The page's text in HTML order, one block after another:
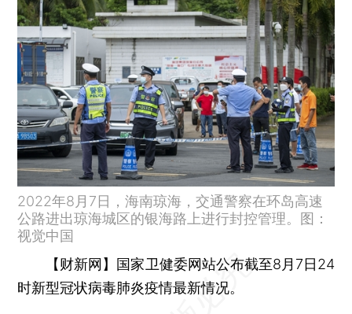
2022年8月7日，海南琼海，交通警察在环岛高速
公路进出琼海城区的银海路上进行封控管理。图：
视觉中国
【财新网】 国家卫健委网站公布截至8月7日24
时新型冠状病毒肺炎疫情最新情况。